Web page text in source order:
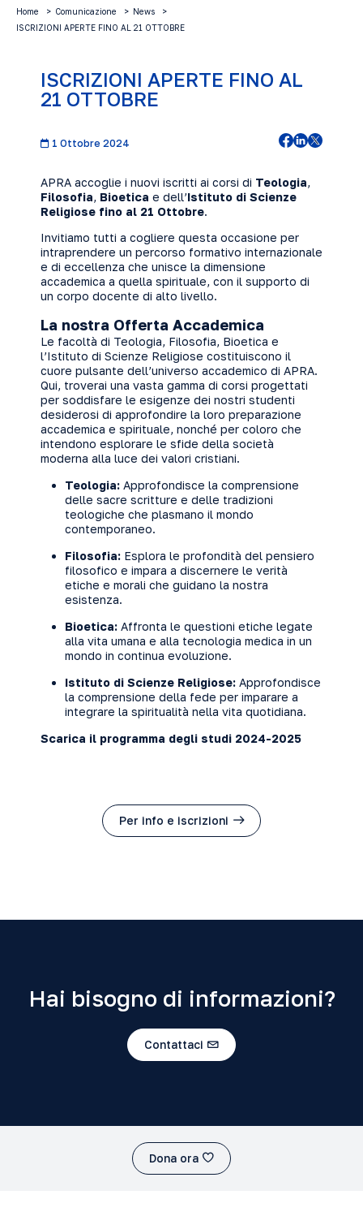
Home Comunicazione
News
ISCRIZIONI APERTE FINO AL 21 OTTOBRE
ISCRIZIONI APERTE FINO AL
21 OTTOBRE
1 Ottobre 2024
APRA accoglie i nuovi iscritti ai corsi di Teologia,
Filosofia, Bioetica e dell’Istituto di Scienze
Religiose fino al 21 Ottobre.
Invitiamo tutti a cogliere questa occasione per
intraprendere un percorso formativo internazionale
e di eccellenza che unisce la dimensione
accademica a quella spirituale, con il supporto di
un corpo docente di alto livello.
La nostra Offerta Accademica
Le facoltà di Teologia, Filosofia, Bioetica e
l’Istituto di Scienze Religiose costituiscono il
cuore pulsante dell’universo accademico di APRA.
Qui, troverai una vasta gamma di corsi progettati
per soddisfare le esigenze dei nostri studenti
desiderosi di approfondire la loro preparazione
accademica e spirituale, nonché per coloro che
intendono esplorare le sfide della società
moderna alla luce dei valori cristiani.
Teologia: Approfondisce la comprensione
delle sacre scritture e delle tradizioni
teologiche che plasmano il mondo
contemporaneo.
Filosofia: Esplora le profondità del pensiero
filosofico e impara a discernere le verità
etiche e morali che guidano la nostra
esistenza.
Bioetica: Affronta le questioni etiche legate
alla vita umana e alla tecnologia medica in un
mondo in continua evoluzione.
Istituto di Scienze Religiose: Approfondisce
la comprensione della fede per imparare a
integrare la spiritualità nella vita quotidiana.
Scarica il programma degli studi 2024-2025
Per info e iscrizioni
Hai bisogno di informazioni?
Contattaci
Dona ora